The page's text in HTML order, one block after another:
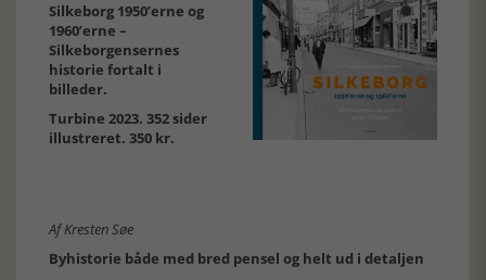
Silkeborg 1950’erne og
1960’erne –
Silkeborgensernes
historie fortalt i
billeder.
Turbine 2023. 352 sider
illustreret. 350 kr.
Af Kresten Søe
Byhistorie både med bred pensel og helt ud i detaljen